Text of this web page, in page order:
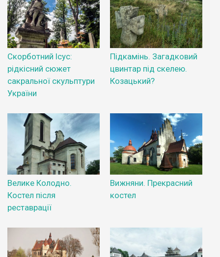
Скорботний Ісус:
рідкісний сюжет
сакральної скульптури
України
Підкамінь. Загадковий
цвинтар під скелею.
Козацький?
Велике Колодно.
Костел після
реставрації
Вижняни. Прекрасний
костел